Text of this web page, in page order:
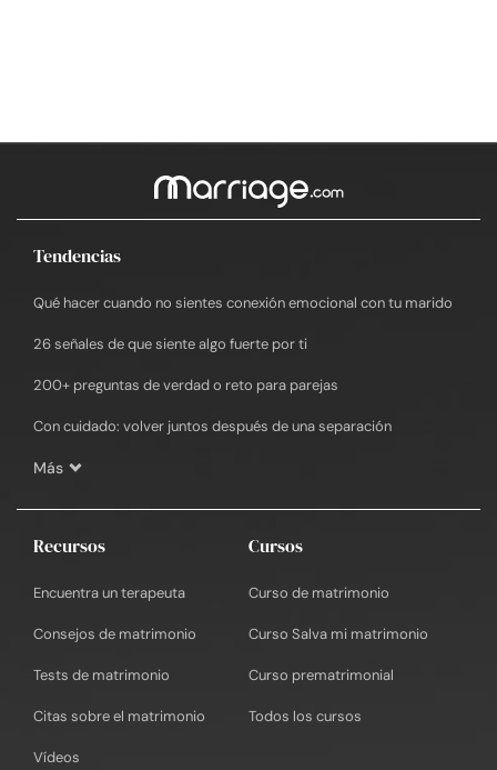
Tendencias
Qué hacer cuando no sientes conexión emocional con tu marido
26 señales de que siente algo fuerte por ti
200+ preguntas de verdad o reto para parejas
Con cuidado: volver juntos después de una separación
Más
Recursos
Encuentra un terapeuta
Consejos de matrimonio
Tests de matrimonio
Citas sobre el matrimonio
Vídeos
Cursos
Curso de matrimonio
Curso Salva mi matrimonio
Curso prematrimonial
Todos los cursos